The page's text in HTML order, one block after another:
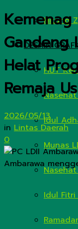
Hitung
DESAIN
HUT
Idul
Munas
Idul
Gandeng
Helat
Remaja
2026/05/13
in Lintas Daerah
0